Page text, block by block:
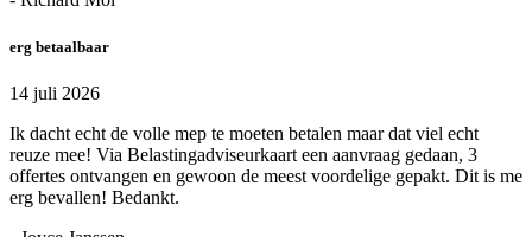
erg betaalbaar
14 juli 2026
Ik dacht echt de volle mep te moeten betalen maar dat viel echt
reuze mee! Via Belastingadviseurkaart een aanvraag gedaan, 3
offertes ontvangen en gewoon de meest voordelige gepakt. Dit is me
erg bevallen! Bedankt.